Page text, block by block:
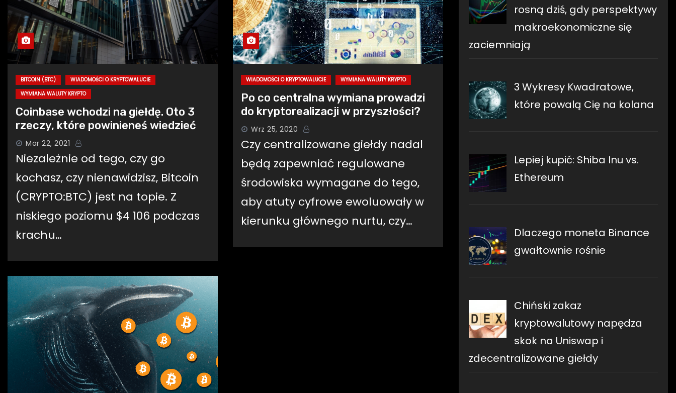
BITCOIN (BTC)
WIADOMOŚCI O KRYPTOWALUCIE
WYMIANA WALUTY KRYPTO
Coinbase wchodzi na giełdę. Oto 3
rzeczy, które powinieneś wiedzieć
Mar 22, 2021
Niezależnie od tego, czy go
kochasz, czy nienawidzisz, Bitcoin
(CRYPTO:BTC) jest na topie. Z
niskiego poziomu $4 106 podczas
krachu…
WIADOMOŚCI O KRYPTOWALUCIE WYMIANA WALUTY KRYPTO
Po co centralna wymiana prowadzi
do kryptorealizacji w przyszłości?
Wrz 25, 2020
Czy centralizowane giełdy nadal
będą zapewniać regulowane
środowiska wymagane do tego,
aby atuty cyfrowe ewoluowały w
kierunku głównego nurtu, czy…
rosną dziś, gdy perspektywy
makroekonomiczne się
zaciemniają
3 Wykresy Kwadratowe,
które powalą Cię na kolana
Lepiej kupić: Shiba Inu vs.
Ethereum
Dlaczego moneta Binance
gwałtownie rośnie
Chiński zakaz
kryptowalutowy napędza
skok na Uniswap i
zdecentralizowane giełdy